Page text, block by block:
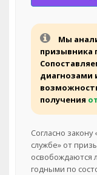
Мы
призывника
диагнозами
получения
Согласно
службе» от
освобождаются
годными по